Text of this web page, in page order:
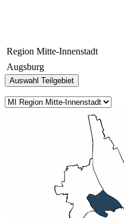
Region Mitte-Innenstadt
Augsburg